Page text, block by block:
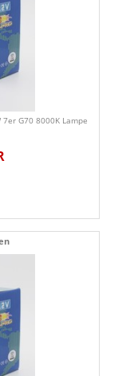
G70 8000K Lampe